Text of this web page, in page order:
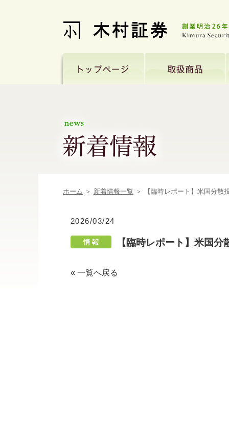
ホーム ＞ 新着情報一覧 ＞ 【臨時レポート】米国分散
2026/03/24
【臨時レポート】米国
« 一覧へ戻る